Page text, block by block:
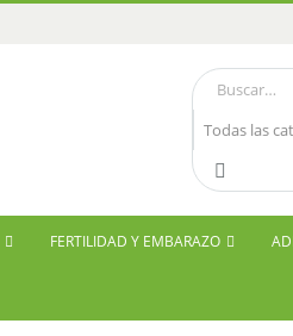
FERTILIDAD Y EMBARAZO